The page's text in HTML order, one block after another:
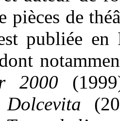
pièces de
publiée en
2000